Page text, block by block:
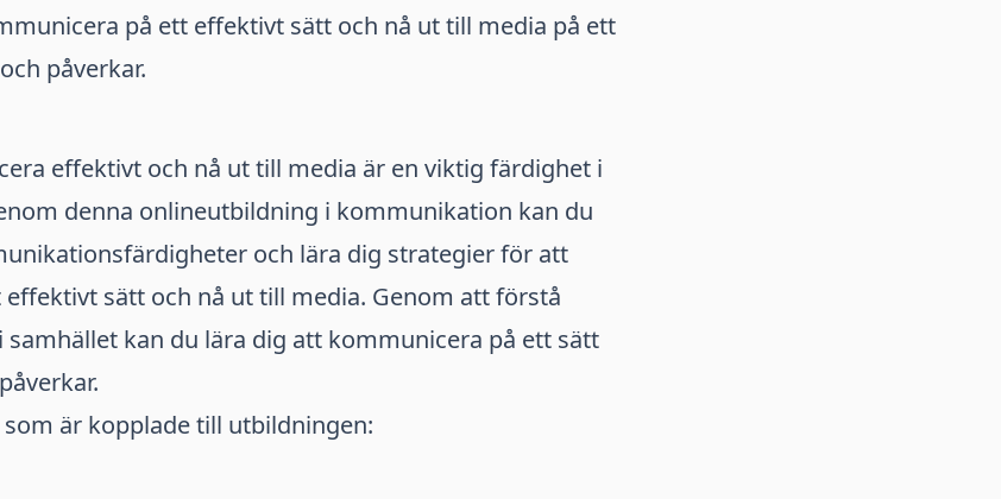
på ett effektivt sätt och nå ut till media på ett
påverkar.
effektivt och nå ut till media är en viktig färdighet i
denna onlineutbildning i kommunikation kan du
och lära dig strategier för att
sätt och nå ut till media. Genom att förstå
samhället kan du lära dig att kommunicera på ett sätt
som är kopplade till utbildningen: